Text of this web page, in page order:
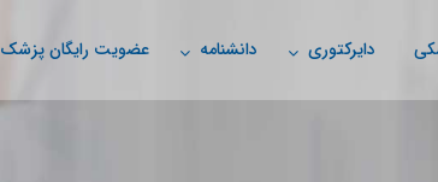
دایرکتوری دانشنامه عضویت رایگان پزشک